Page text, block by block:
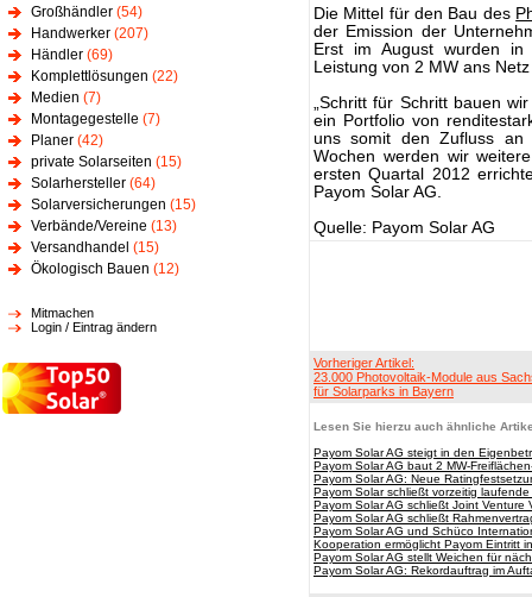
Großhändler (54)
Handwerker (207)
Händler (69)
Komplettlösungen (22)
Medien (7)
Montagegestelle (7)
Planer (42)
private Solarseiten (15)
Solarhersteller (64)
Solarversicherungen (15)
Verbände/Vereine (13)
Versandhandel (15)
Ökologisch Bauen (12)
Mitmachen
Login / Eintrag ändern
Die Mittel für den Bau des
der Emission der
Erst im August wurden in
Leistung von 2 MW ans
„Schritt für Schritt bauen
ein Portfolio von
uns somit den Zufluss an
Wochen werden wir
ersten Quartal 2012
Payom Solar AG.
Quelle: Payom Solar AG
Vorheriger Artikel:
23.000 Photovoltaik-Module aus
für Solarparks in Bayern
Lesen Sie hierzu auch ähnliche
Payom Solar AG steigt in den
Payom Solar AG baut 2 MW-
Payom Solar AG: Neue
Payom Solar schließt vorzeitig laufende
Payom Solar AG schließt Joint Venture
Payom Solar AG schließt
Payom Solar AG und Schüco
Kooperation ermöglicht Payom Eintritt
Payom Solar AG stellt Weichen für
Payom Solar AG: Rekordauftrag im